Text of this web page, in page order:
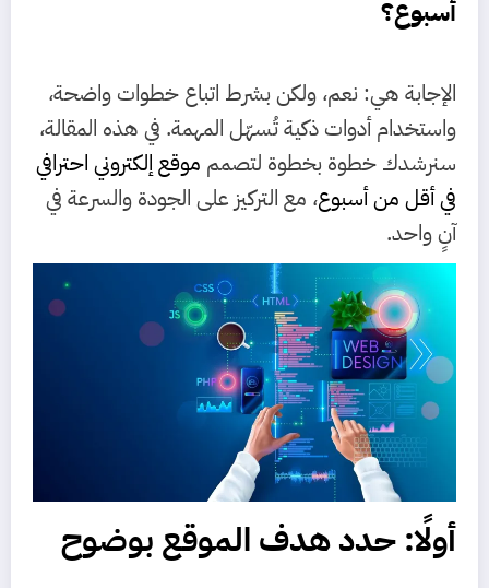
أسبوع؟
الإجابة هي: نعم، ولكن بشرط اتباع خطوات واضحة،
واستخدام أدوات ذكية تُسهّل المهمة. في هذه المقالة،
سنرشدك خطوة بخطوة لتصمم موقع إلكتروني احترافي
في أقل من أسبوع، مع التركيز على الجودة والسرعة في
آنٍ واحد.
أولًا: حدد هدف الموقع بوضوح